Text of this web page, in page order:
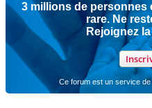
3 millions de personnes
rare. Ne
Rejoignez
Ce forum est un service